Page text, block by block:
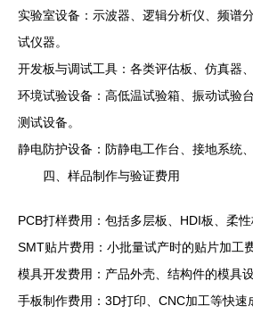
实验室设备：示波器、逻辑分析仪、频谱
试仪器。
开发板与调试工具：各类评估板、仿真器、
环境试验设备：高低温试验箱、振动试验
测试设备。
静电防护设备：防静电工作台、接地系统
四、样品制作与验证费用
PCB打样费用：包括多层板、HDI板、柔性
SMT贴片费用：小批量试产时的贴片加工费
模具开发费用：产品外壳、结构件的模具设
手板制作费用：3D打印、CNC加工等快速